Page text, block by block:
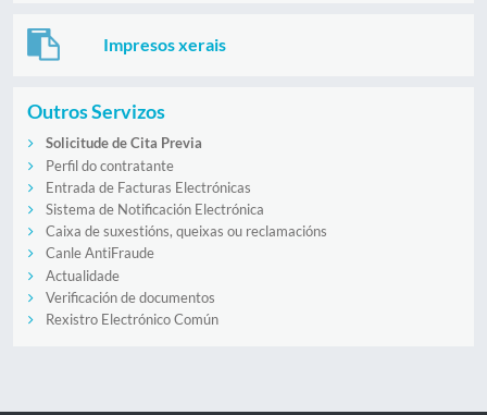
Impresos xerais
Outros Servizos
Solicitude de Cita Previa
Perfil do contratante
Entrada de Facturas Electrónicas
Sistema de Notificación Electrónica
Caixa de suxestións, queixas ou reclamacións
Canle AntiFraude
Actualidade
Verificación de documentos
Rexistro Electrónico Común